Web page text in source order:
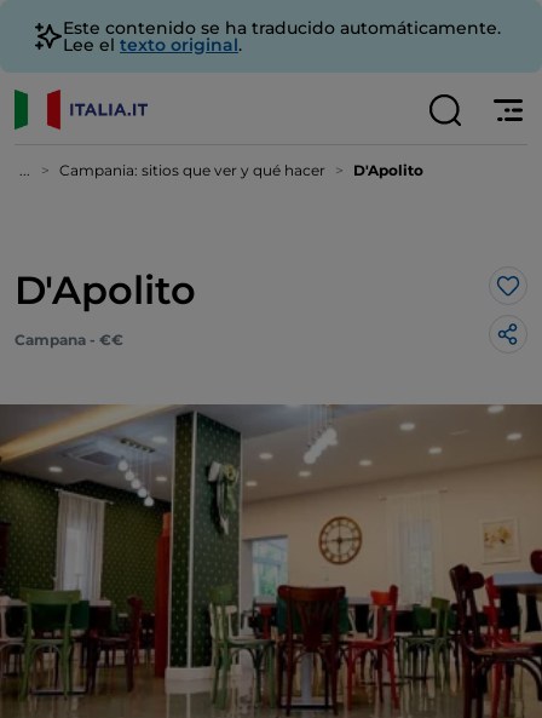
Este contenido se ha traducido automáticamente.
Lee el texto original.
... Campania: sitios que ver y qué hacer D'Apolito
D'Apolito Me
Campana - €€